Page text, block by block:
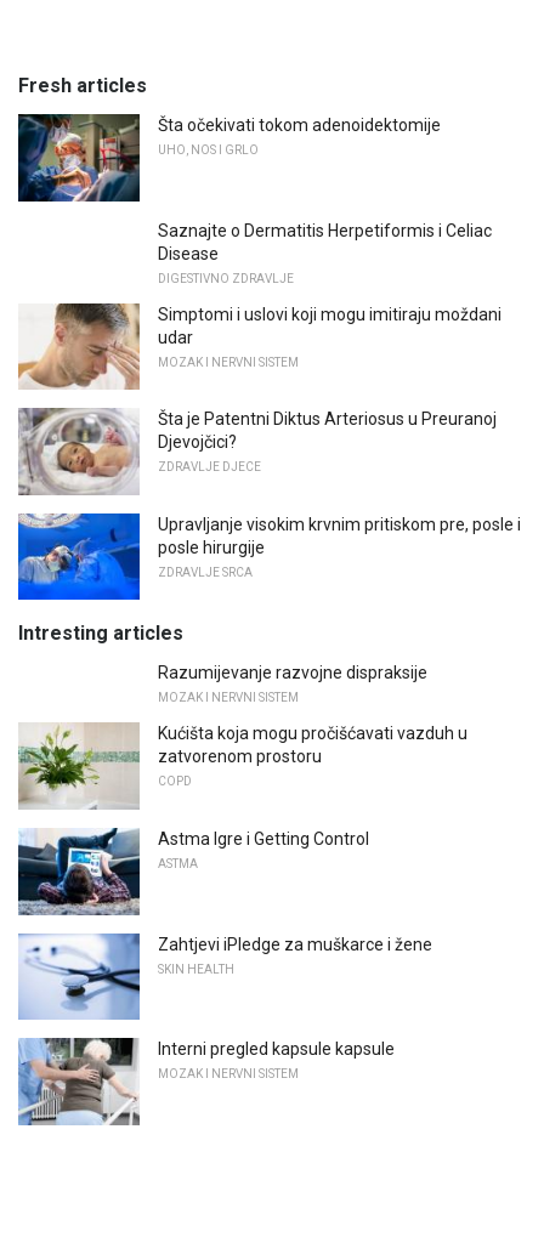
Fresh articles
Šta očekivati ​​tokom adenoidektomije
UHO, NOS I GRLO
Saznajte o Dermatitis Herpetiformis i Celiac
Disease
DIGESTIVNO ZDRAVLJE
Simptomi i uslovi koji mogu imitiraju moždani
udar
MOZAK I NERVNI SISTEM
Šta je Patentni Diktus Arteriosus u Preuranoj
Djevojčici?
ZDRAVLJE DJECE
Upravljanje visokim krvnim pritiskom pre, posle i
posle hirurgije
ZDRAVLJE SRCA
Intresting articles
Razumijevanje razvojne dispraksije
MOZAK I NERVNI SISTEM
Kućišta koja mogu pročišćavati vazduh u
zatvorenom prostoru
COPD
Astma Igre i Getting Control
ASTMA
Zahtjevi iPledge za muškarce i žene
SKIN HEALTH
Interni pregled kapsule kapsule
MOZAK I NERVNI SISTEM